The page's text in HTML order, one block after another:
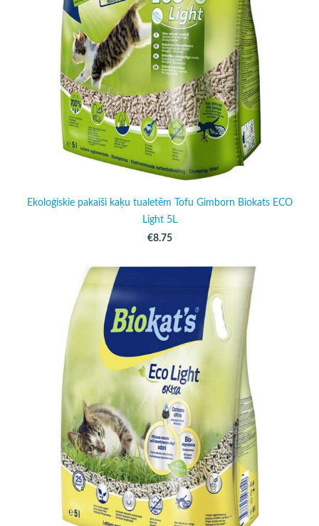
Ekoloģiskie pakaiši kaķu tualetēm Tofu Gimborn Biokats ECO
Light 5L
€8.75